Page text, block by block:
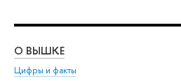
О ВЫШКЕ
Цифры и факты